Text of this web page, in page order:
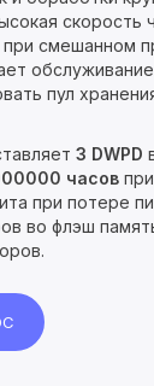
скорость
смешанном
пул
3 DWPD
часов при
при потере
во флэш